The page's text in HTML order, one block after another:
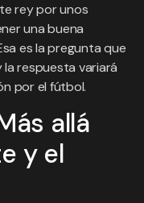
rey por unos
una buena
es la pregunta que
respuesta variará
por el fútbol.
allá
y el